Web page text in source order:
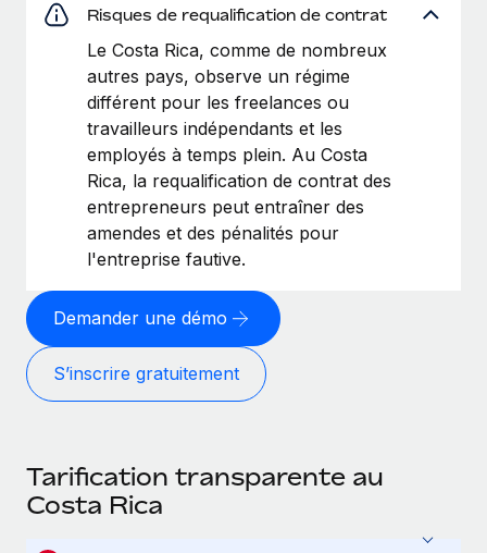
Risques de requalification de contrat
Le Costa Rica, comme de nombreux
autres pays, observe un régime
différent pour les freelances ou
travailleurs indépendants et les
employés à temps plein. Au Costa
Rica, la requalification de contrat des
entrepreneurs peut entraîner des
amendes et des pénalités pour
l'entreprise fautive.
Demander une démo
S’inscrire gratuitement
Tarification transparente au
Costa Rica